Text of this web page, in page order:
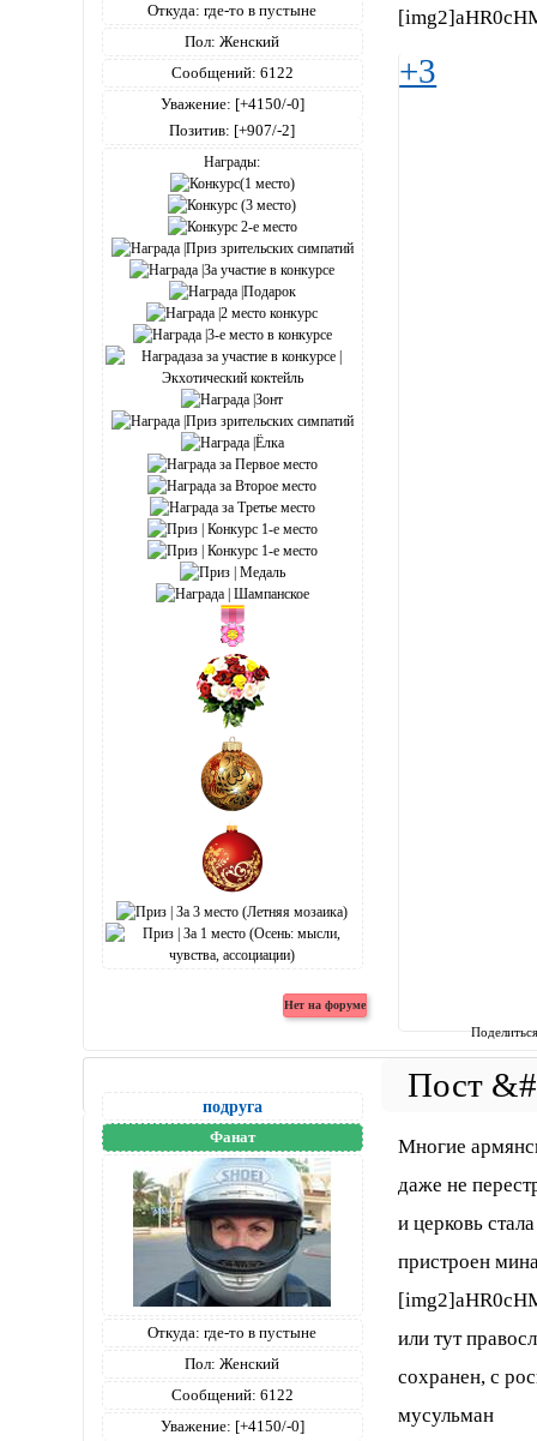
Откуда: где-то в пустыне
Пол: Женский
Сообщений: 6122
Уважение: [+4150/-0]
Позитив: [+907/-2]
Награды:
+3
подруга
Фанат
Откуда: где-то в пустыне
Пол: Женский
Сообщений: 6122
Уважение: [+4150/-0]
Многие
даже не
и церковь
пристроен
или тут
сохранен, с
мусульман